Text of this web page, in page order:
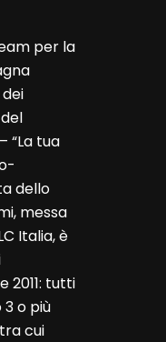
per la
“La tua
dello
messa
Italia, è
2011: tutti
o più
cui